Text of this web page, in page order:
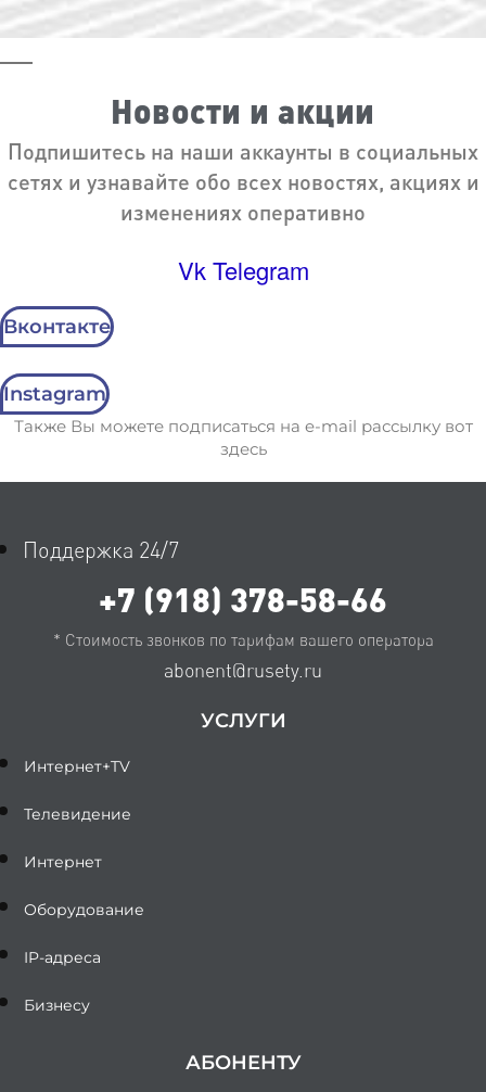
Новости и акции
Подпишитесь на наши аккаунты в социальных
сетях и узнавайте обо всех новостях, акциях и
изменениях оперативно
Vk Telegram
Вконтакте
Instagram
Также Вы можете подписаться на e-mail рассылку вот
здесь
Поддержка 24/7
+7 (918) 378-58-66
* Стоимость звонков по тарифам вашего оператора
abonent@rusety.ru
УСЛУГИ
Интернет+TV
Телевидение
Интернет
Оборудование
IP-адреса
Бизнесу
АБОНЕНТУ